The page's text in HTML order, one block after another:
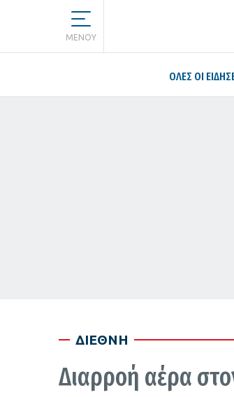
MENOY
ΌΛΕΣ ΟΙ
ΔΙΕΘΝΗ
Διαρροή αέρα